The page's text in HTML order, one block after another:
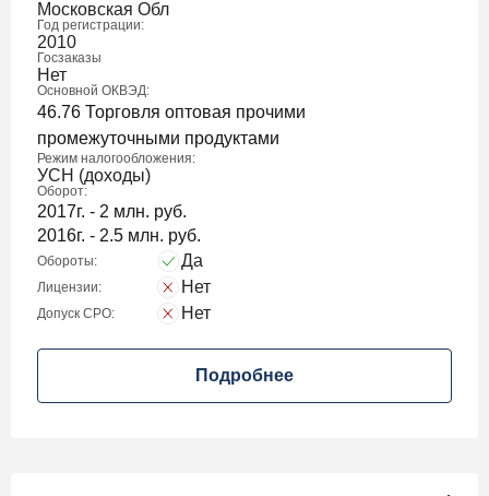
Московская Обл
Год регистрации:
2010
Госзаказы
Нет
Основной ОКВЭД:
46.76 Торговля оптовая прочими
промежуточными продуктами
Режим налогообложения:
УСН (доходы)
Оборот:
2017г. - 2 млн. руб.
2016г. - 2.5 млн. руб.
Обороты: Да
Лицензии: Нет
Допуск СРО: Нет
Подробнее